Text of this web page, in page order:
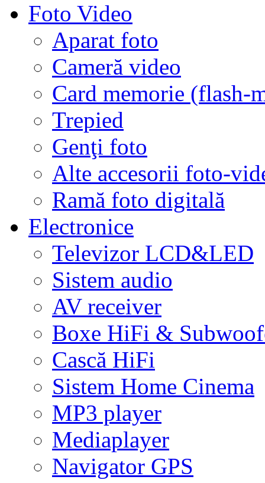
Foto Video
Aparat foto
Cameră video
Card memorie (flash-
Trepied
Genţi foto
Alte accesorii foto-
Ramă foto digitală
Electronice
Televizor LCD&LED
Sistem audio
AV receiver
Boxe HiFi &
Cască HiFi
Sistem Home Cinema
MP3 player
Mediaplayer
Navigator GPS